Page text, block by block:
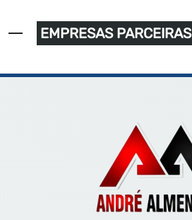
EMPRESAS PARCEIRAS